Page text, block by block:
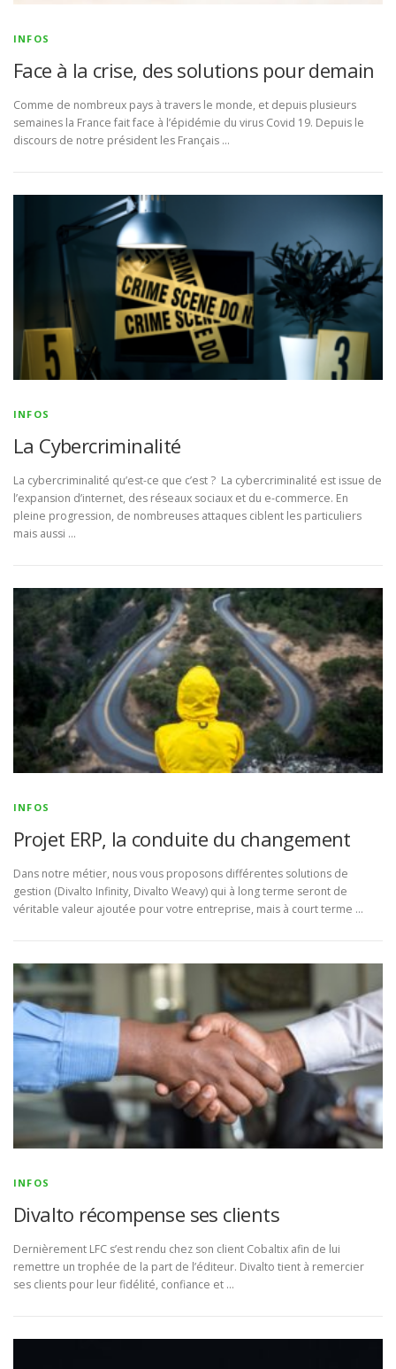
INFOS
Face à la crise, des solutions pour demain
Comme de nombreux pays à travers le monde, et depuis plusieurs
semaines la France fait face à l’épidémie du virus Covid 19. Depuis le
discours de notre président les Français …
INFOS
La Cybercriminalité
La cybercriminalité qu’est-ce que c’est ? La cybercriminalité est issue de
l’expansion d’internet, des réseaux sociaux et du e-commerce. En
pleine progression, de nombreuses attaques ciblent les particuliers
mais aussi …
INFOS
Projet ERP, la conduite du changement
Dans notre métier, nous vous proposons différentes solutions de
gestion (Divalto Infinity, Divalto Weavy) qui à long terme seront de
véritable valeur ajoutée pour votre entreprise, mais à court terme …
INFOS
Divalto récompense ses clients
Dernièrement LFC s’est rendu chez son client Cobaltix afin de lui
remettre un trophée de la part de l’éditeur. Divalto tient à remercier
ses clients pour leur fidélité, confiance et …